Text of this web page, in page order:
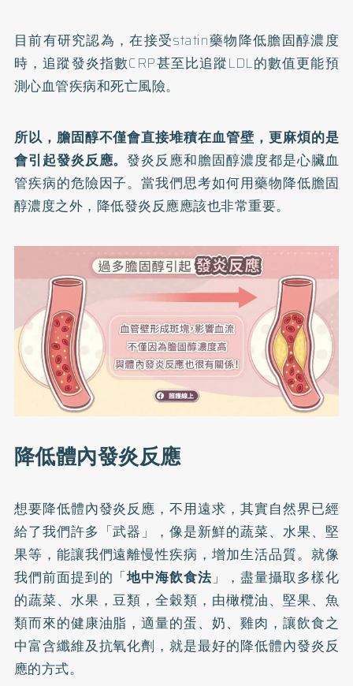
目前有研究認為，在接受statin藥物降低膽固醇濃度
時，追蹤發炎指數CRP甚至比追蹤LDL的數值更能預
測心血管疾病和死亡風險。
所以，膽固醇不僅會直接堆積在血管壁，更麻煩的是
會引起發炎反應。發炎反應和膽固醇濃度都是心臟血
管疾病的危險因子。當我們思考如何用藥物降低膽固
醇濃度之外，降低發炎反應應該也非常重要。
降低體內發炎反應
想要降低體內發炎反應，不用遠求，其實自然界已經
給了我們許多「武器」，像是新鮮的蔬菜、水果、堅
果等，能讓我們遠離慢性疾病，增加生活品質。就像
我們前面提到的「地中海飲食法 」，盡量攝取多樣化
的蔬菜、水果，豆類，全穀類，由橄欖油、堅果、魚
類而來的健康油脂，適量的蛋、奶、雞肉，讓飲食之
中富含纖維及抗氧化劑，就是最好的降低體內發炎反
應的方式。